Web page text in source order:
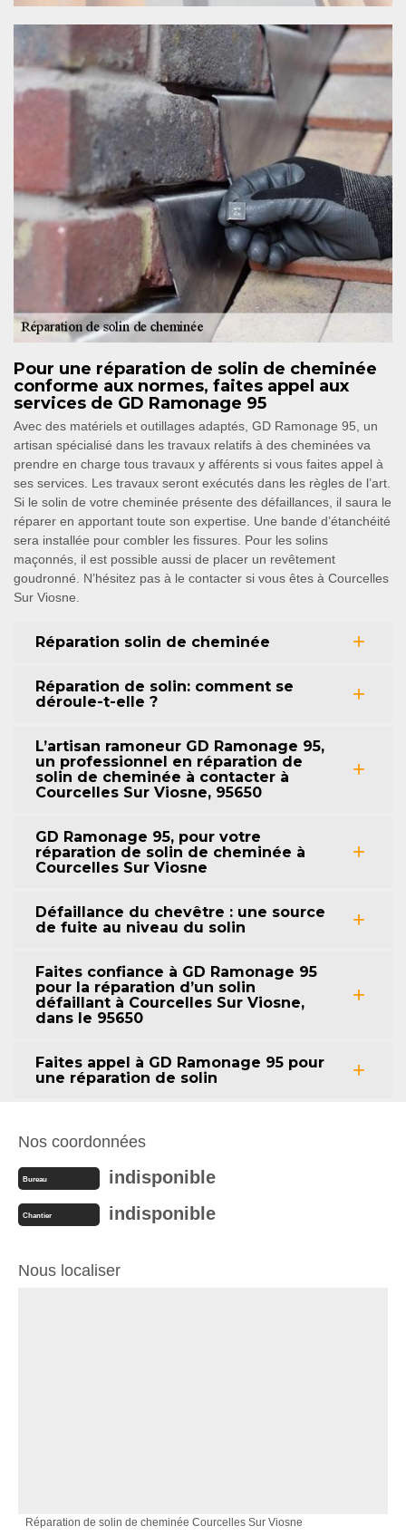
Pour une réparation de solin de cheminée
conforme aux normes, faites appel aux
services de GD Ramonage 95
Avec des matériels et outillages adaptés, GD Ramonage 95, un
artisan spécialisé dans les travaux relatifs à des cheminées va
prendre en charge tous travaux y afférents si vous faites appel à
ses services. Les travaux seront exécutés dans les règles de l’art.
Si le solin de votre cheminée présente des défaillances, il saura le
réparer en apportant toute son expertise. Une bande d’étanchéité
sera installée pour combler les fissures. Pour les solins
maçonnés, il est possible aussi de placer un revêtement
goudronné. N’hésitez pas à le contacter si vous êtes à Courcelles
Sur Viosne.
Réparation solin de cheminée
Réparation de solin: comment se
déroule-t-elle ?
L’artisan ramoneur GD Ramonage 95,
un professionnel en réparation de
solin de cheminée à contacter à
Courcelles Sur Viosne, 95650
GD Ramonage 95, pour votre
réparation de solin de cheminée à
Courcelles Sur Viosne
Défaillance du chevêtre : une source
de fuite au niveau du solin
Faites confiance à GD Ramonage 95
pour la réparation d’un solin
défaillant à Courcelles Sur Viosne,
dans le 95650
Faites appel à GD Ramonage 95 pour
une réparation de solin
Nos coordonnées
Bureau indisponible
Chantier indisponible
Nous localiser
Réparation de solin de cheminée Courcelles Sur Viosne